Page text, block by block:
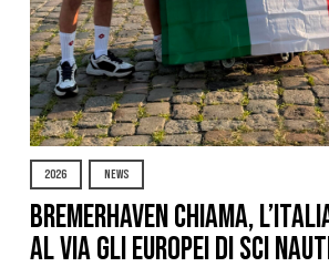
2026 NEWS
Bremerhaven chiama,
al via gli Europei di Sci